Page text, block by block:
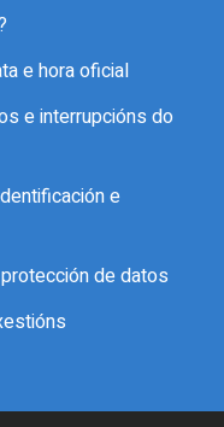
e hora oficial
e interrupcións do
e
de datos